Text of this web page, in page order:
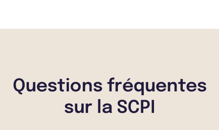
Questions fréquentes
sur la SCPI